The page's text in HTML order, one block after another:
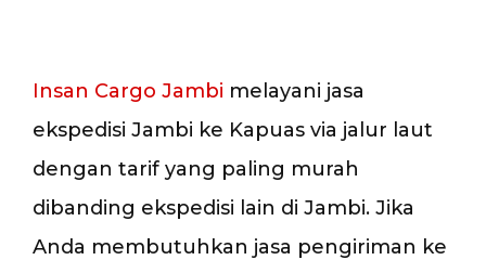
Insan Cargo Jambi melayani jasa
ekspedisi Jambi ke Kapuas via jalur laut
dengan tarif yang paling murah
dibanding ekspedisi lain di Jambi. Jika
Anda membutuhkan jasa pengiriman ke